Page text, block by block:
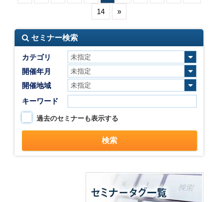
14
»
セミナー検索
カテゴリ
開催年月
開催地域
キーワード
過去のセミナーも表示する